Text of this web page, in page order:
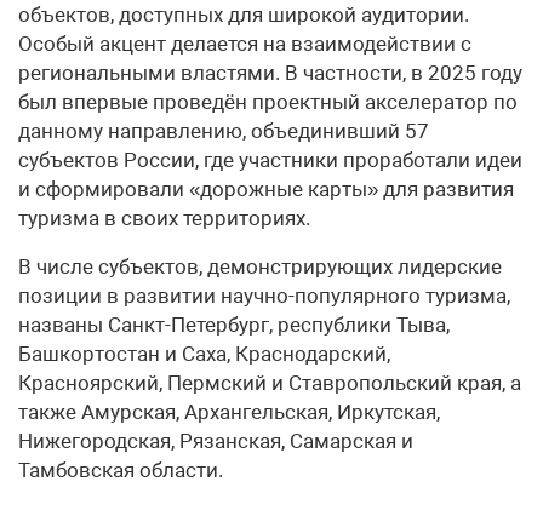
объектов, доступных для широкой аудитории.
Особый акцент делается на взаимодействии с
региональными властями. В частности, в 2025 году
был впервые проведён проектный акселератор по
данному направлению, объединивший 57
субъектов России, где участники проработали идеи
и сформировали «дорожные карты» для развития
туризма в своих территориях.
В числе субъектов, демонстрирующих лидерские
позиции в развитии научно-популярного туризма,
названы Санкт-Петербург, республики Тыва,
Башкортостан и Саха, Краснодарский,
Красноярский, Пермский и Ставропольский края, а
также Амурская, Архангельская, Иркутская,
Нижегородская, Рязанская, Самарская и
Тамбовская области.